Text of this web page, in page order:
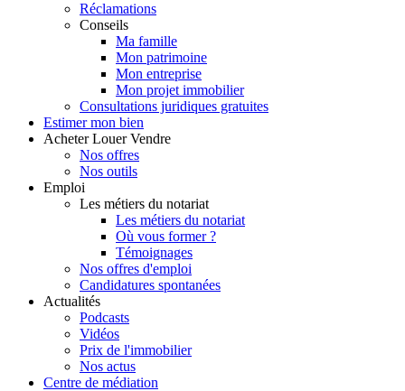
Réclamations
Conseils
Ma famille
Mon patrimoine
Mon entreprise
Mon projet immobilier
Consultations juridiques gratuites
Estimer mon bien
Acheter Louer Vendre
Nos offres
Nos outils
Emploi
Les métiers du notariat
Les métiers du notariat
Où vous former ?
Témoignages
Nos offres d'emploi
Candidatures spontanées
Actualités
Podcasts
Vidéos
Prix de l'immobilier
Nos actus
Centre de médiation